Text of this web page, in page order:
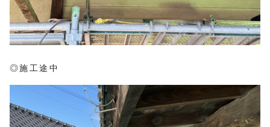
◎施工途中